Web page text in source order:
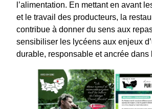
l’alimentation. En mettant en avant
et le travail des producteurs, la
contribue à donner du sens aux
sensibiliser les lycéens aux enjeux
durable, responsable et ancrée dans